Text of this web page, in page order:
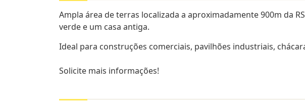
Ampla área de terras localizada a aproximadamente 900m da
verde e um casa antiga.
Ideal para construções comerciais, pavilhões industriais,
Solicite mais informações!